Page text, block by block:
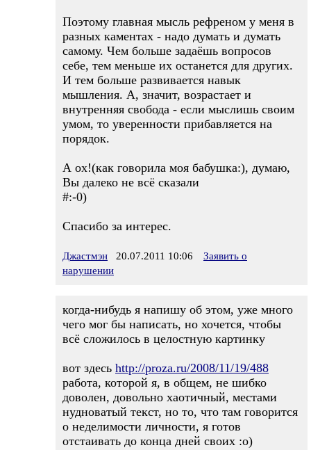
Поэтому главная мысль рефреном у меня в
разных каментах - надо думать и думать
самому. Чем больше задаёшь вопросов
себе, тем меньше их останется для других.
И тем больше развивается навык
мышления. А, значит, возрастает и
внутренняя свобода - если мыслишь своим
умом, то уверенности прибавляется на
порядок.
А ох!(как говорила моя бабушка:), думаю,
Вы далеко не всё сказали
#:-0)
Спасибо за интерес.
Джастмэн 20.07.2011 10:06
Заявить о
нарушении
когда-нибудь я напишу об этом, уже много
чего мог бы написать, но хочется, чтобы
всё сложилось в целостную картинку
вот здесь http://proza.ru/2008/11/19/488
работа, которой я, в общем, не шибко
доволен, довольно хаотичный, местами
нудноватый текст, но то, что там говорится
о неделимости личности, я готов
отстаивать до конца дней своих :о)